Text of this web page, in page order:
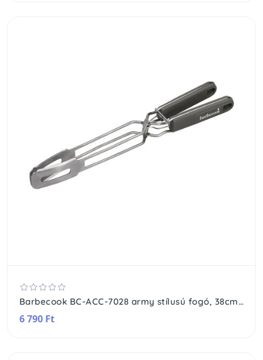
Barbecook BC-ACC-7028 army stílusú fogó, 38cm-es, khaki zöld nyél
6 790 Ft